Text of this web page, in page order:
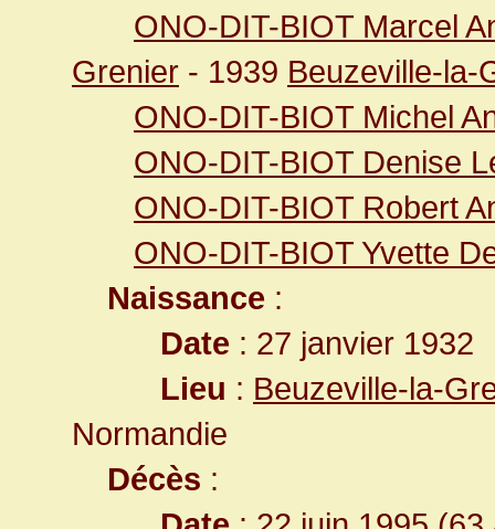
ONO-DIT-BIOT Marcel
Grenier - 1939 Beuzeville-la-
ONO-DIT-BIOT Michel
ONO-DIT-BIOT Denise
ONO-DIT-BIOT Robert
ONO-DIT-BIOT Yvette
Naissance :
Date : 27 janvier 1932
Lieu : Beuzeville-la-
Normandie
Décès :